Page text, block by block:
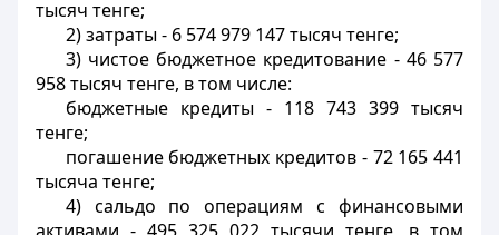
тысяч тенге;
2) затраты - 6 574 979 147 тысяч тенге;
3) чистое бюджетное кредитование - 46 577
958 тысяч тенге, в том числе:
бюджетные кредиты - 118 743 399 тысяч
тенге;
погашение бюджетных кредитов - 72 165 441
тысяча тенге;
4) сальдо по операциям с финансовыми